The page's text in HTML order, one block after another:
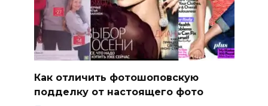
Как отличить фотошоповскую
подделку от настоящего фото